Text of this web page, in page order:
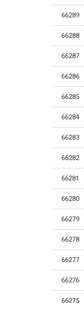
66289
66288
66287
66286
66285
66284
66283
66282
66281
66280
66279
66278
66277
66276
66275